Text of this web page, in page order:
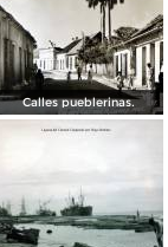
Calles pueblerinas.